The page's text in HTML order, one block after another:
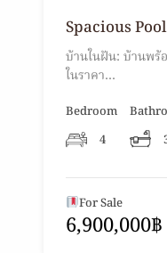
Spacious
บ้านในฝัน: บ้านพร้
ในราคา…
Bedroom
4
For Sale
6,900,000฿